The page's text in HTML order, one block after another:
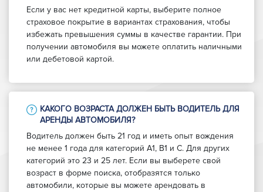
Если у вас нет кредитной карты, выберите полное
страховое покрытие в вариантах страхования, чтобы
избежать превышения суммы в качестве гарантии. При
получении автомобиля вы можете оплатить наличными
или дебетовой картой.
КАКОГО ВОЗРАСТА ДОЛЖЕН БЫТЬ ВОДИТЕЛЬ ДЛЯ
АРЕНДЫ АВТОМОБИЛЯ?
Водитель должен быть 21 год и иметь опыт вождения
не менее 1 года для категорий A1, B1 и C. Для других
категорий это 23 и 25 лет. Если вы выберете свой
возраст в форме поиска, отобразятся только
автомобили, которые вы можете арендовать в